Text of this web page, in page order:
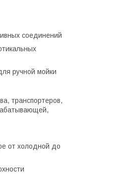
соединений
ручной мойки
транспортеров,
от холодной до